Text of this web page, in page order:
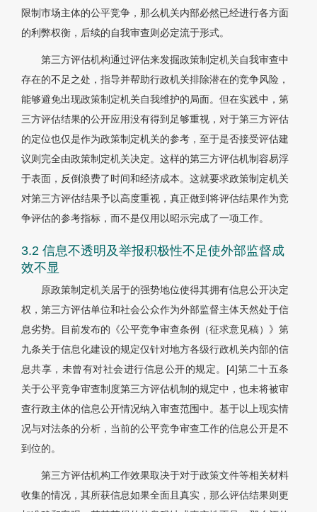
限制市场主体的公平竞争，那么机关内部必然已经进行各方面
的利弊权衡，后续的自我审查则必定流于形式。
第三方评估机构通过评估来发掘政策制定机关自我审查中
存在的不足之处，指导并帮助行政机关排除潜在的竞争风险，
能够避免出现政策制定机关自我维护的局面。但在实践中，第
三方评估结果的公开应用没有得到足够重视，对于第三方评估
的定位也仅是作为政策制定机关的参考，至于是否接受评估建
议则完全由政策制定机关决定。这样的第三方评估机制容易浮
于表面，反倒浪费了时间和经济成本。这就要求政策制定机关
对第三方评估结果予以高度重视，真正做到将评估结果作为竞
争评估的参考指标，而不是仅用以昭示完成了一项工作。
3.2 信息不透明及举报积极性不足使外部监督成
效不显
原政策制定机关居于的强势地位使得其拥有信息公开决定
权，第三方评估单位和社会公众作为外部监督主体天然处于信
息劣势。目前发布的《公平竞争审查条例（征求意见稿）》第
九条关于信息化建设的规定仅针对地方各级行政机关内部的信
息共享，未曾有对社会进行信息公开的规定。[4]第二十五条
关于公平竞争审查制度第三方评估机制的规定中，也未将被审
查行政主体的信息公开情况纳入审查范围中。基于以上现实情
况与对法条的分析，当前的公平竞争审查工作的信息公开是不
到位的。
第三方评估机构工作效果取决于对于政策文件等相关材料
收集的情况，其所获信息如果全面且真实，那么评估结果则更